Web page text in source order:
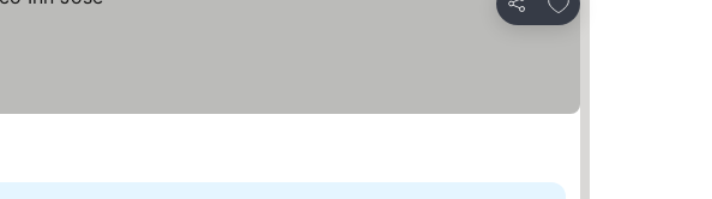
Compartir